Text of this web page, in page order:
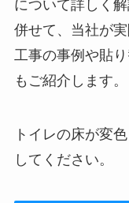
について詳しく解
併せて、当社が
工事の事例や貼
もご紹介します。
トイレの床が変
してください。